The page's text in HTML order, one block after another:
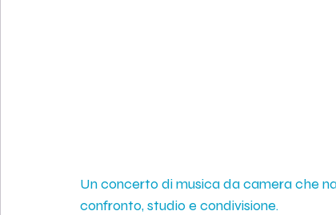
Un concerto di musica da camera che
confronto, studio e condivisione.